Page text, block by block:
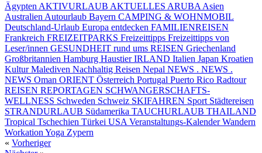
Ägypten AKTIVURLAUB AKTUELLES ARUBA Asien
Australien Autourlaub Bayern CAMPING & WOHNMOBIL
Deutschland-Urlaub Europa entdecken FAMILIENREISEN
Frankreich FREIZEITPARKS Freizeittipps Freizeittipps von
Leser/innen GESUNDHEIT rund ums REISEN Griechenland
Großbritannien Hamburg HaustierIRLAND Italien Japan Kroatien
KulturMalediven Nachhaltig Reisen Nepal NEWS . NEWS .
NEWS Oman ORIENT Österreich Portugal Puerto Rico Radtour
REISEN REPORTAGEN SCHWANGERSCHAFTS-
WELLNESS Schweden Schweiz SKIFAHREN Sport Städtereisen
STRANDURLAUB Südamerika TAUCHURLAUB THAILAND
Tropical Tschechien Türkei USA Veranstaltungs-KalenderWandern
Workation Yoga Zypern
« Vorheriger